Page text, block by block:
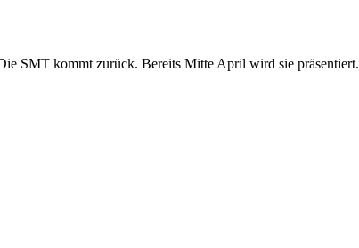
SMT kommt zurück. Bereits Mitte April wird sie präsentiert.